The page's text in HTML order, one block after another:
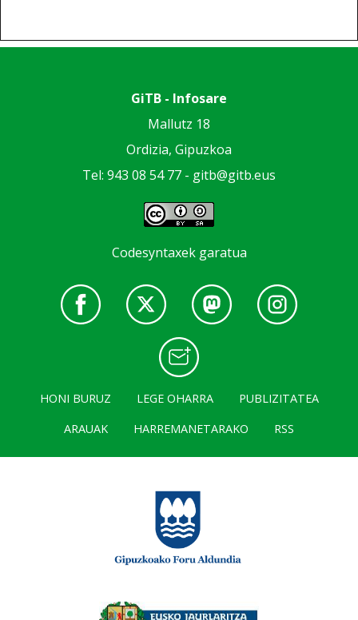
GiTB - Infosare
Mallutz 18
Ordizia, Gipuzkoa
Tel: 943 08 54 77 - gitb@gitb.eus
Codesyntaxek garatua
HONI BURUZ LEGE OHARRA
PUBLIZITATEA
ARAUAK
HARREMANETARAKO RSS